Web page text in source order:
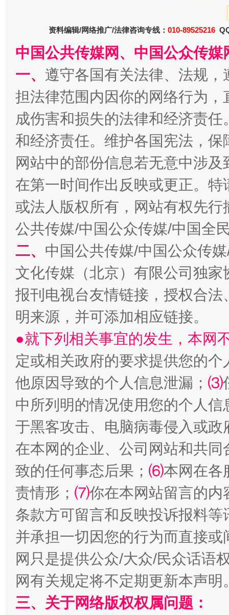
揭批美国五大"原罪" "炒
解纷+调解+退费，一次搞定
站台名比不上好声名
漫山遍野的桃花与雪山、麦地、白藏房 除
资料编辑/网络推广/法律咨询专线： 010-89525216
中国公共传媒网、中国公众传
一、 遵守各国有关法律、法规
担法律范围内因你的网络行为
成伤害和损失的法律和经济责
和经济责任。维护各国宪法，
网站中的部份信息若无意中涉
在第一时间作出反映或更正。
或法人版权所有，网站有权先
公共传媒/中国公众传媒/中国全
二、 中国公共传媒/中国公众传
文化传媒（北京）有限公司独
报刊电视台友情链接，授权合
明来源，并可添加相应链接。
●就下列相关事宜的发生，本网
定或相关政府的要求提供您的个
他原因导致的个人信息泄漏； ⑶
中所列明的情况使用您的个人
于黑客攻击、电脑病毒侵入或
在本网的企业、公司网站和共
致的任何事态后果； ⑹本网在各
责情形； ⑺你在本网站留言的内
条款方可留言和反映投诉报料
并承担一切因您的行为而直接
网只是提供公众/大众/民众话语
网有关规定将不定期更新本声明
三、关于网络版权权属问题：